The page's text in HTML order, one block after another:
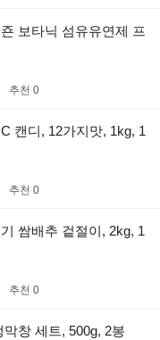
보타닉 섬유유연제 프
추천 0
캔디, 12가지맛, 1kg, 1
추천 0
쌈배추 겉절이, 2kg, 1
추천 0
창 세트, 500g, 2봉